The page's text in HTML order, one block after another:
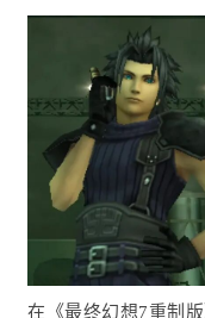
在《最终幻想7重制